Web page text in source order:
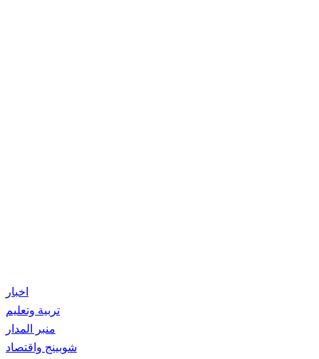
اخبار
تربية وتعليم
منبر المدار
شوبينج واقتصاد